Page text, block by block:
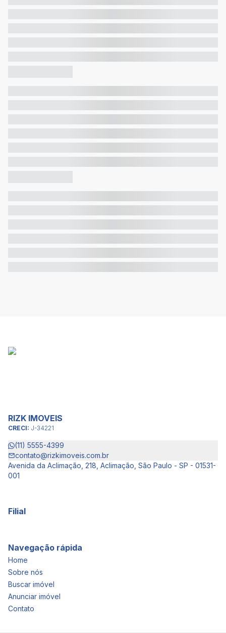
RIZK IMOVEIS
CRECI: J-34221
(11) 5555-4399
contato@rizkimoveis.com.br
Avenida da Aclimação, 218, Aclimação, São Paulo - SP - 01531-
001
Filial
Navegação rápida
Home
Sobre nós
Buscar imóvel
Anunciar imóvel
Contato